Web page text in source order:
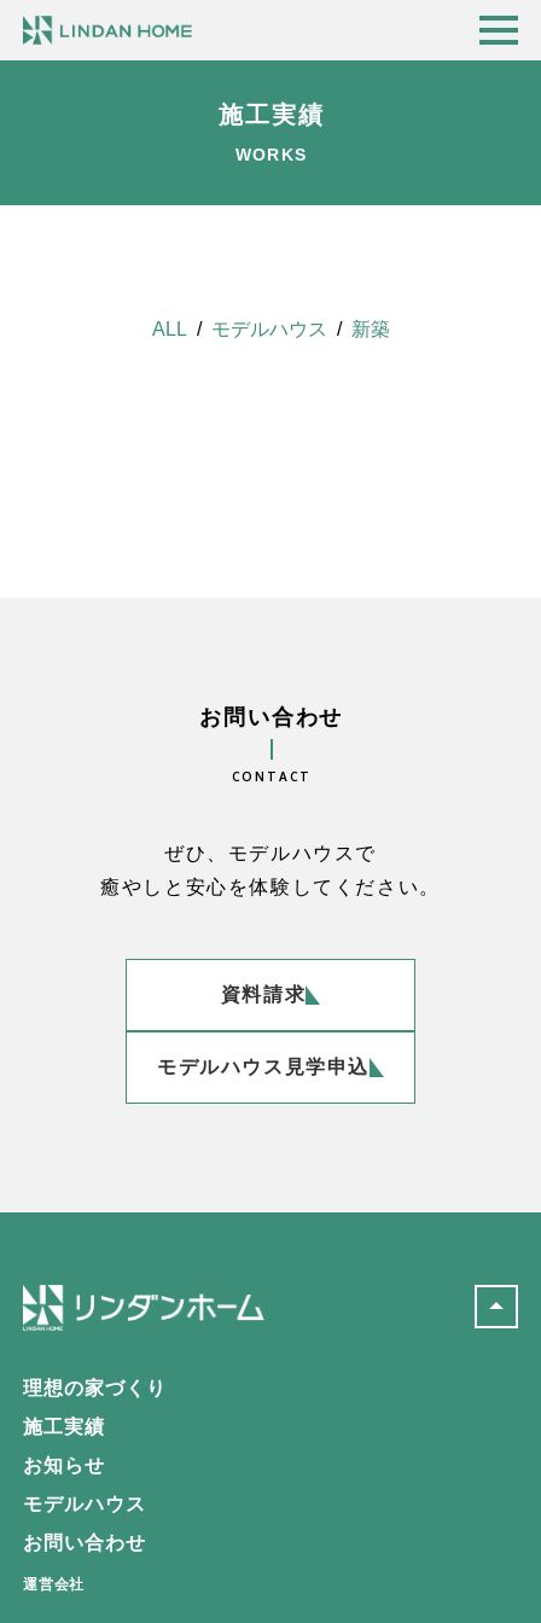
理想の家づくり
施工実績
施工実績
WORKS
ALL モデルハウス 新築
お問い合わせ
CONTACT
ぜひ、モデルハウスで
癒やしと安心を体験してください。
資料請求
モデルハウス見学申込
理想の家づくり
施工実績
お知らせ
モデルハウス
お問い合わせ
運営会社